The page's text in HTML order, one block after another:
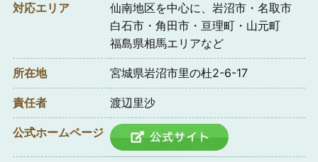
対応エリア
仙南地区を中心に、岩沼市・名取市
白石市・角田市・亘理町・山元町
福島県相馬エリアなど
所在地 宮城県岩沼市里の杜2-6-17
責任者 渡辺里沙
公式ホームページ